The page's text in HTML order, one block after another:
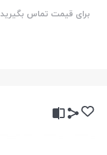
برای قیمت تماس بگیرید